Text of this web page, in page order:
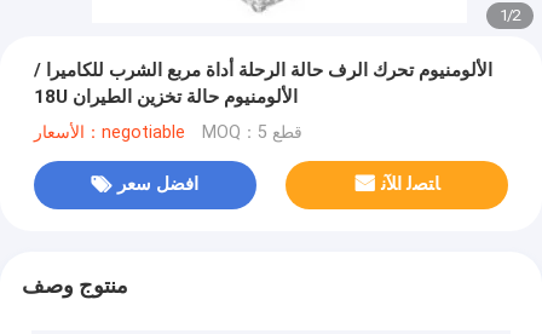
1/2
الألومنيوم تحرك الرف حالة الرحلة أداة مربع الشرب للكاميرا /
18U الألومنيوم حالة تخزين الطيران
الأسعار：negotiable MOQ：5 قطع
افضل سعر ﺎﺘﺼﻟ ﺍﻶﻧ
منتوج وصف